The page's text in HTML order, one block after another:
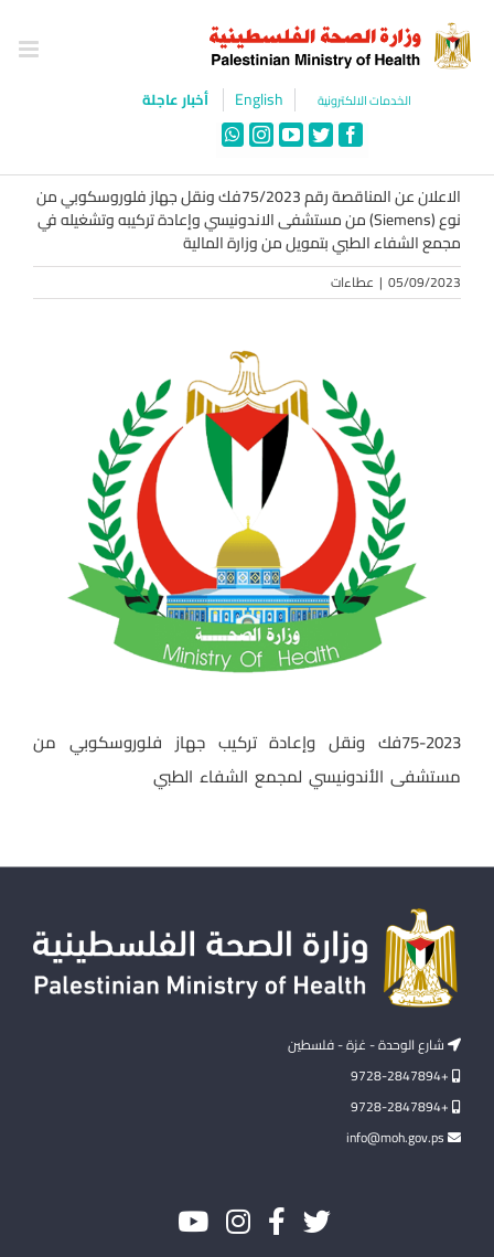
content
الخدمات الالكترونية English أخبار عاجلة
Facebook
Twitter
YouTube
Instagram
WhatsApp
الاعلان عن المناقصة رقم 75/2023فك ونقل جهاز فلوروسكوبي من
نوع (Siemens) من مستشفى الاندونيسي وإعادة تركيبه وتشغيله في
مجمع الشفاء الطبي بتمويل من وزارة المالية
05/09/2023
| عطاءات
75-2023فك ونقل وإعادة تركيب جهاز فلوروسكوبي من
مستشفى الأندونيسي لمجمع الشفاء الطبي
شارع الوحدة - غزة - فلسطين
+9728-2847894
+9728-2847894